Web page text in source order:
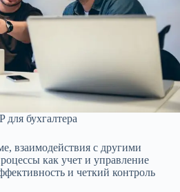
бухгалтера
взаимодействия с другими
как учет и управление
и четкий контроль